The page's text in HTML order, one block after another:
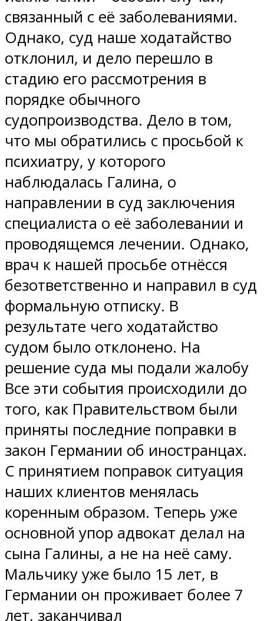
связанный с её заболеваниями.
Однако, суд наше ходатайство
отклонил, и дело перешло в
стадию его рассмотрения в
порядке обычного
судопроизводства. Дело в том,
что мы обратились с просьбой к
психиатру, у которого
наблюдалась Галина, о
направлении в суд заключения
специалиста о её заболевании и
проводящемся лечении. Однако,
врач к нашей просьбе отнёсся
безответственно и направил в суд
формальную отписку. В
результате чего ходатайство
судом было отклонено. На
решение суда мы подали жалобу
Все эти события происходили до
того, как Правительством были
приняты последние поправки в
закон Германии об иностранцах.
С принятием поправок ситуация
наших клиентов менялась
коренным образом. Теперь уже
основной упор адвокат делал на
сына Галины, а не на неё саму.
Мальчику уже было 15 лет, в
Германии он проживает более 7
лет, заканчивал